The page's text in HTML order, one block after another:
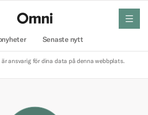
Senaste nytt
meny
ansvarig för dina data på denna webbplats.